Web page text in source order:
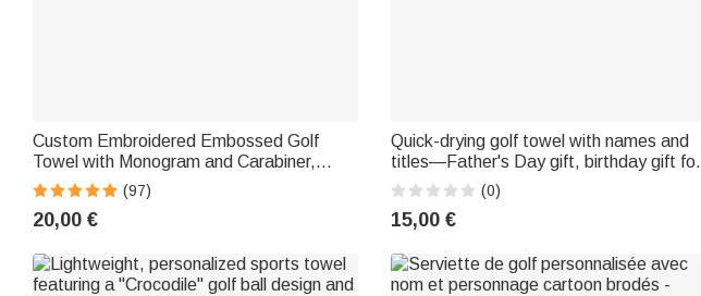
Custom Embroidered Embossed Golf
Towel with Monogram and Carabiner,
Made of Quick-Drying Microfiber—
Birthday Gift for Golf Enthusiasts
(97)
20,00 €
Quick-drying golf towel with names and
titles—Father's Day gift, birthday gift for
dad or grandpa who loves golf
(0)
15,00 €